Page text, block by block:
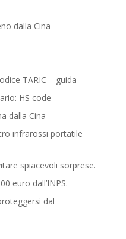
dalla Cina
TARIC – guida
HS code
dalla Cina
infrarossi portatile
spiacevoli sorprese.
euro dall’INPS.
dal